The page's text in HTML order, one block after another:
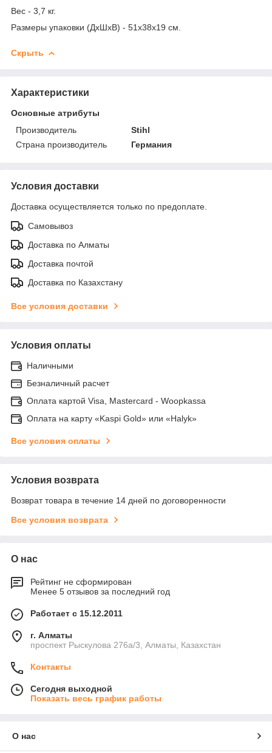
Вес - 3,7 кг.
Размеры упаковки (ДхШхВ) - 51х38х19 см.
Скрыть
Характеристики
Основные атрибуты
Производитель
Stihl
Страна производитель
Германия
Условия доставки
Доставка осуществляется только по предоплате.
Самовывоз
Доставка по Алматы
Доставка почтой
Доставка по Казахстану
Все условия доставки
Условия оплаты
Наличными
Безналичный расчет
Оплата картой Visa, Mastercard - Woopkassa
Оплата на карту «Kaspi Gold» или «Halyk»
Все условия оплаты
Условия возврата
Возврат товара в течение 14 дней по договоренности
Все условия возврата
О нас
Рейтинг не сформирован
Менее 5 отзывов за последний год
Работает с 15.12.2011
г. Алматы
проспект Рыскулова 276а/3, Алматы, Казахстан
Контакты
Сегодня выходной
Показать весь график работы
О нас